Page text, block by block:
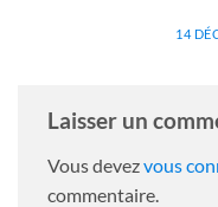
14
Laisser un
Vous devezvous
commentaire.